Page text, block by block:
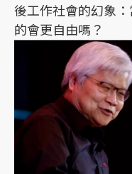
後工作社會的幻象
的會更自由嗎？